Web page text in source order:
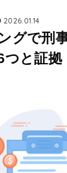
2026.01.14
グで刑
つと証拠